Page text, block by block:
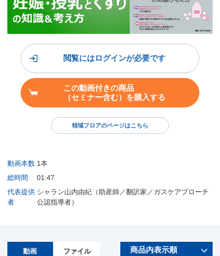
動画本数 1本
総時間
01:47
代表提供
者
シャラン山内由紀（助産師／翻訳家／ガスケアプローチ
公認指導者）
閲覧にはログインが必要です
この動画付きの商品
（セミナー含む）を購入する
領域フロアのページはこちら
動画 ファイル